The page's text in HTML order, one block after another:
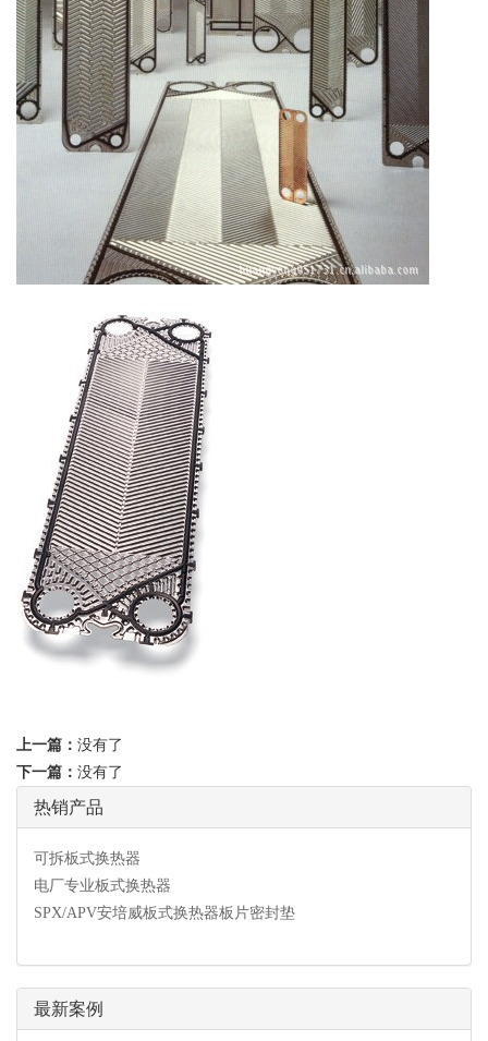
上一篇： 没有了
下一篇： 没有了
热销产品
可拆板式换热器
电厂专业板式换热器
SPX/APV安培威板式换热器板片密封垫
最新案例